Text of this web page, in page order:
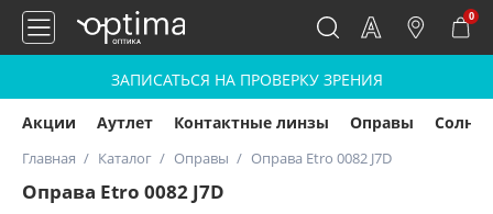
0
ЗАПИСАТЬСЯ НА ПРОВЕРКУ ЗРЕНИЯ
Акции Аутлет Контактные линзы Оправы
Главная Каталог Оправы Оправа Etro 0082 J7D
Оправа Etro 0082 J7D